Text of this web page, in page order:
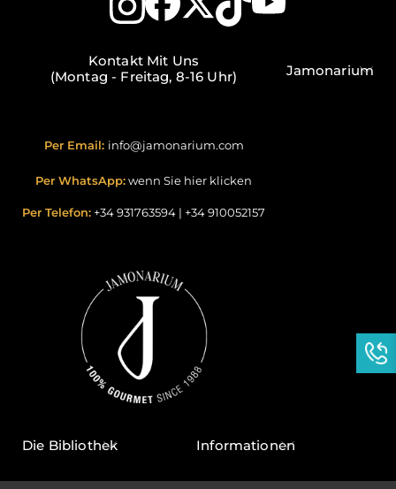
Kontakt Mit Uns
(Montag - Freitag, 8-16 Uhr)
Per Email: info@jamonarium.com
Per WhatsApp:wenn Sie hier klicken
Per Telefon: +34 931763594 | +34 910052157
Jamonarium
Die Bibliothek Informationen